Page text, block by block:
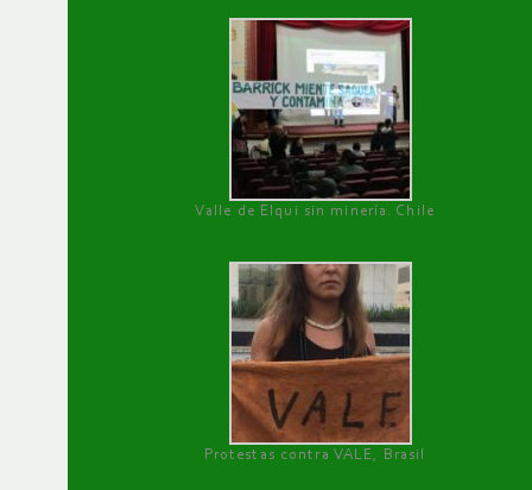
Valle de Elqui sin minería. Chile
Protestas contra VALE, Brasil